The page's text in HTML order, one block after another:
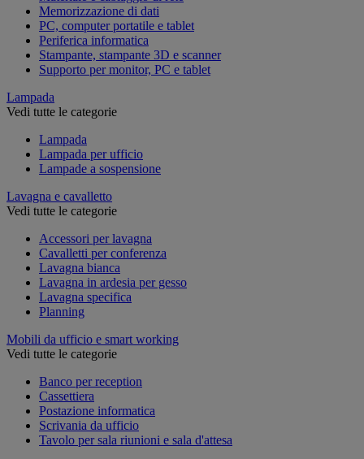
Memorizzazione di dati
PC, computer portatile e tablet
Periferica informatica
Stampante, stampante 3D e scanner
Supporto per monitor, PC e tablet
Lampada
Vedi tutte le categorie
Lampada
Lampada per ufficio
Lampade a sospensione
Lavagna e cavalletto
Vedi tutte le categorie
Accessori per lavagna
Cavalletti per conferenza
Lavagna bianca
Lavagna in ardesia per gesso
Lavagna specifica
Planning
Mobili da ufficio e smart working
Vedi tutte le categorie
Banco per reception
Cassettiera
Postazione informatica
Scrivania da ufficio
Tavolo per sala riunioni e sala d'attesa